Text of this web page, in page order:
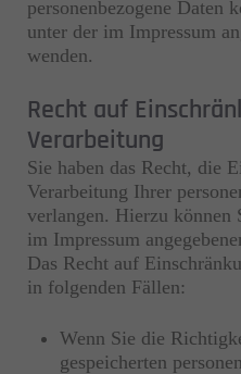
personenbezogene Daten
unter der im Impressum
wenden.
Recht auf
Verarbeitung
Sie haben das Recht, die
Verarbeitung Ihrer
verlangen. Hierzu können
im Impressum
Das Recht auf
in folgenden Fällen:
Wenn Sie die
gespeicherten